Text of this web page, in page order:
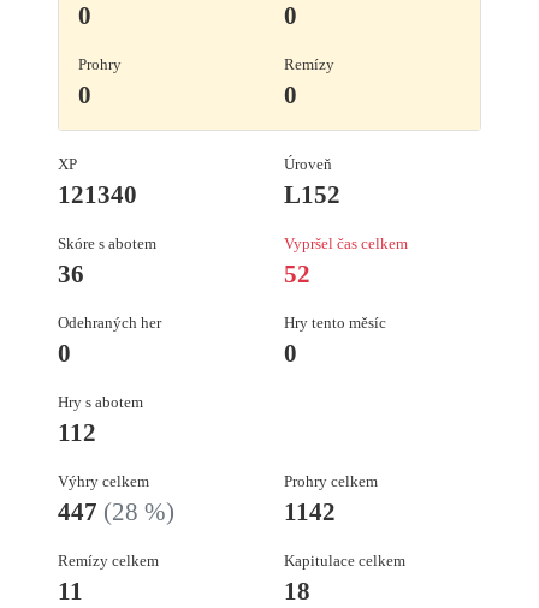
0 0
Prohry
0
Remízy
0
XP
121340
Úroveň
L152
Skóre s abotem
36
Vypršel čas celkem
52
Odehraných her
0
Hry tento měsíc
0
Hry s abotem
112
Výhry celkem
447 (28 %)
Prohry celkem
1142
Remízy celkem
11
Kapitulace celkem
18